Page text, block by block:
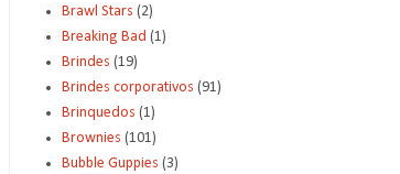
Brawl Stars (2)
Breaking Bad (1)
Brindes (19)
Brindes corporativos (91)
Brinquedos (1)
Brownies (101)
Bubble Guppies (3)